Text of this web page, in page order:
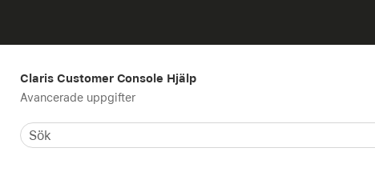
Claris Customer Console Hjälp
Avancerade uppgifter